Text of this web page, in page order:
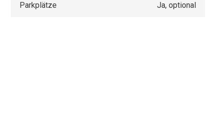
Parkplätze Ja, optional